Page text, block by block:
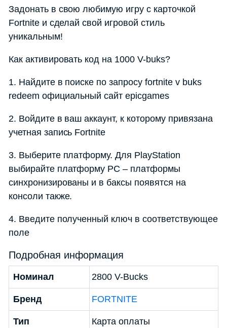
Задонать в свою любимую игру с карточкой
Fortnite и сделай свой игровой стиль
уникальным!
Как активировать код на 1000 V-buks?
1. Найдите в поиске по запросу fortnite v buks
redeem официальный сайт epicgames
2. Войдите в ваш аккаунт, к которому привязана
учетная запись Fortnite
3. Выберите платформу. Для PlayStation
выбирайте платформу PC – платформы
синхронизированы и в баксы появятся на
консоли также.
4. Введите полученный ключ в соответствующее
поле
Подробная информация
Номинал 2800 V-Bucks
Бренд FORTNITE
Тип Карта оплаты